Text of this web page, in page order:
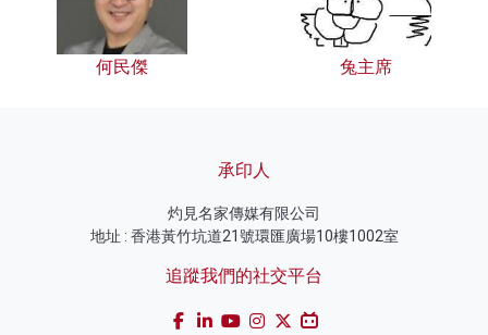
何民傑 兔主席
承印人
灼見名家傳媒有限公司
地址 : 香港黃竹坑道21號環匯廣場10樓1002室
追蹤我們的社交平台